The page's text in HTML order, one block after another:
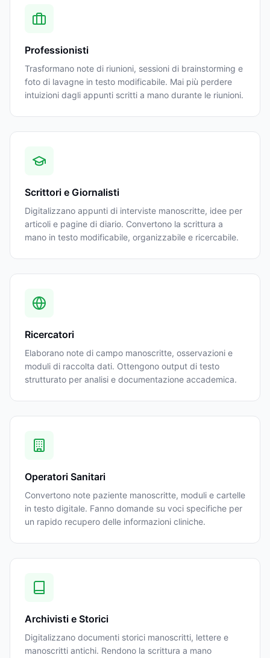
Professionisti
Trasformano note di riunioni, sessioni di brainstorming e
foto di lavagne in testo modificabile. Mai più perdere
intuizioni dagli appunti scritti a mano durante le riunioni.
Scrittori e Giornalisti
Digitalizzano appunti di interviste manoscritte, idee per
articoli e pagine di diario. Convertono la scrittura a
mano in testo modificabile, organizzabile e ricercabile.
Ricercatori
Elaborano note di campo manoscritte, osservazioni e
moduli di raccolta dati. Ottengono output di testo
strutturato per analisi e documentazione accademica.
Operatori Sanitari
Convertono note paziente manoscritte, moduli e cartelle
in testo digitale. Fanno domande su voci specifiche per
un rapido recupero delle informazioni cliniche.
Archivisti e Storici
Digitalizzano documenti storici manoscritti, lettere e
manoscritti antichi. Rendono la scrittura a mano